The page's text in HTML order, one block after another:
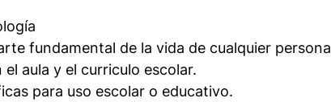
fundamental de la vida de cualquier persona
aula y el curriculo escolar.
para uso escolar o educativo.